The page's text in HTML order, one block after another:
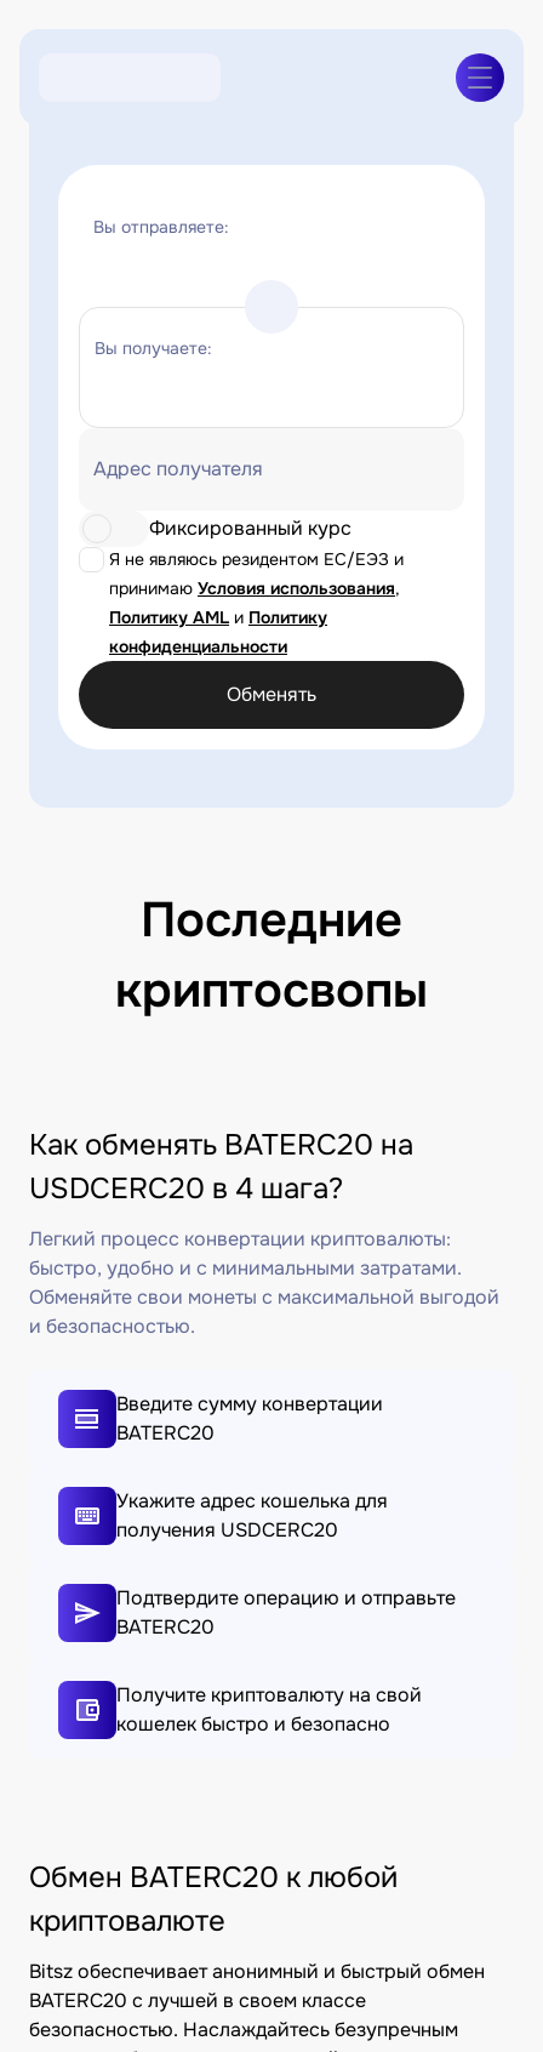
Вы отправляете:
Вы получаете:
Адрес получателя
Я не являюсь резидентом ЕС/ЕЭЗ и
принимаю Условия использования,
Политику AML и Политику
конфиденциальности
Фиксированный курс
Обменять
Последние
криптосвопы
Как обменять BATERC20 на
USDCERC20 в 4 шага?
Легкий процесс конвертации криптовалюты:
быстро, удобно и с минимальными затратами.
Обменяйте свои монеты с максимальной выгодой
и безопасностью.
Введите сумму конвертации
BATERC20
Укажите адрес кошелька для
получения USDCERC20
Подтвердите операцию и отправьте
BATERC20
Получите криптовалюту на свой
кошелек быстро и безопасно
Обмен BATERC20 к любой
криптовалюте
Bitsz обеспечивает анонимный и быстрый обмен
BATERC20 с лучшей в своем классе
безопасностью. Наслаждайтесь безупречным